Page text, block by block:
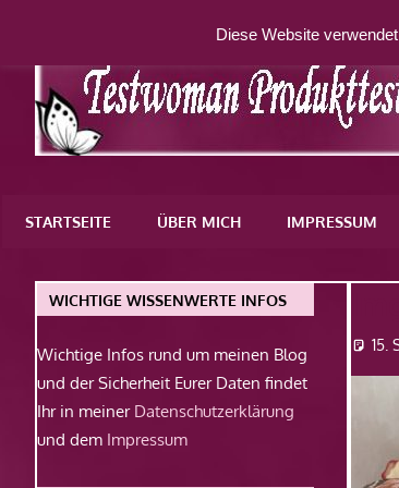
springen
WordPress-
STARTSEITE ÜBER MICH IMPRESSUM
15.
WICHTIGE WISSENWERTE INFOS
Wichtige Infos rund um meinen Blog
und der Sicherheit Eurer Daten findet
Ihr in meiner Datenschutzerklärung
und dem Impressum
Diese Website